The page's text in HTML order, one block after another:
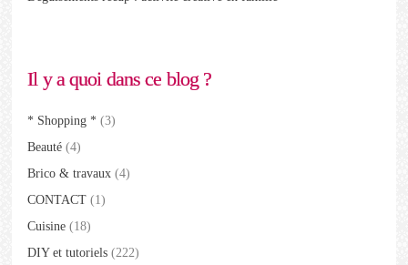
Il y a quoi dans ce blog ?
* Shopping * (3)
Beauté (4)
Brico & travaux (4)
CONTACT (1)
Cuisine (18)
DIY et tutoriels (222)